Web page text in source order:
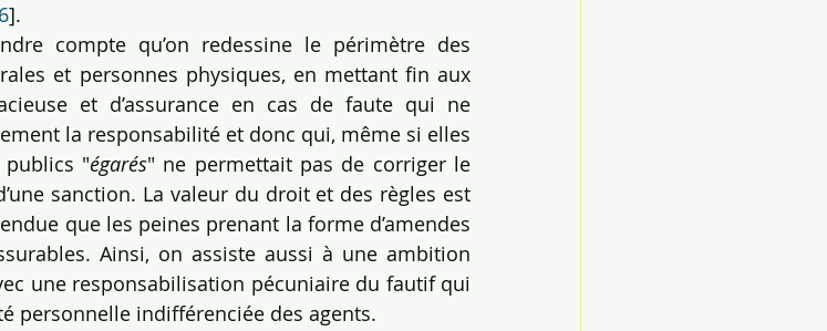
6].
compte qu’on redessine le périmètre des
et personnes physiques, en mettant fin aux
et d’assurance en cas de faute qui ne
la responsabilité et donc qui, même si elles
"égarés" ne permettait pas de corriger le
sanction. La valeur du droit et des règles est
que les peines prenant la forme d’amendes
Ainsi, on assiste aussi à une ambition
une responsabilisation pécuniaire du fautif qui
personnelle indifférenciée des agents.